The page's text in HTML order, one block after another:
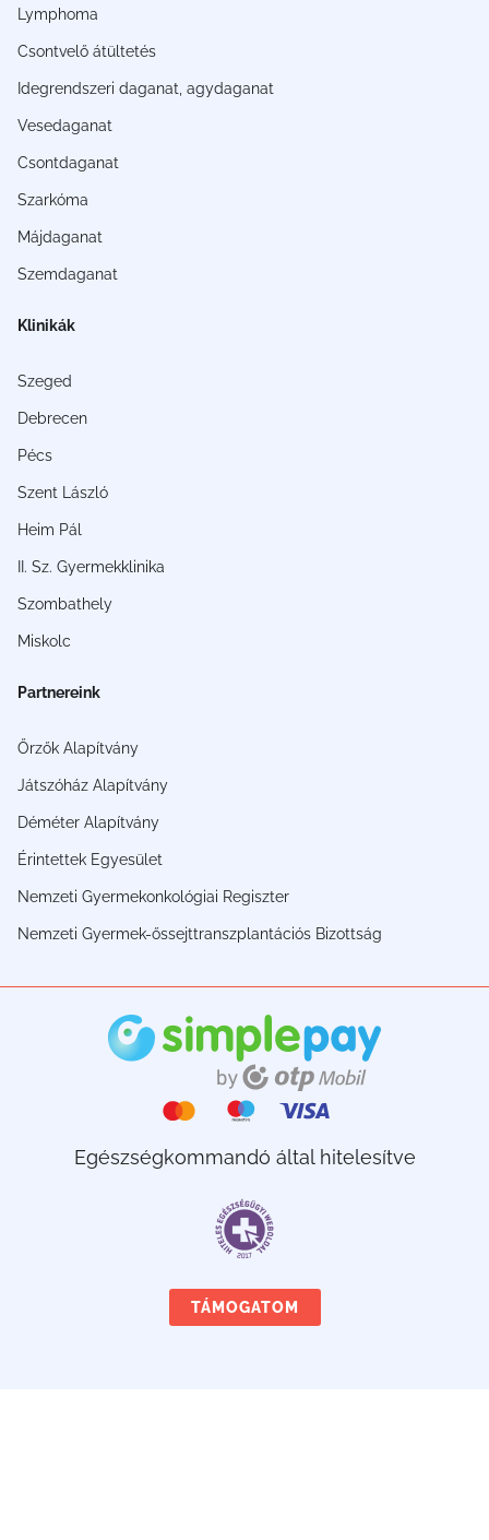
Lymphoma
Csontvelő átültetés
Idegrendszeri daganat, agydaganat
Vesedaganat
Csontdaganat
Szarkóma
Májdaganat
Szemdaganat
Klinikák
Szeged
Debrecen
Pécs
Szent László
Heim Pál
II. Sz. Gyermekklinika
Szombathely
Miskolc
Partnereink
Őrzők Alapítvány
Játszóház Alapítvány
Déméter Alapítvány
Érintettek Egyesület
Nemzeti Gyermekonkológiai Regiszter
Nemzeti Gyermek-őssejttranszplantációs Bizottság
Egészségkommandó által hitelesítve
TÁMOGATOM